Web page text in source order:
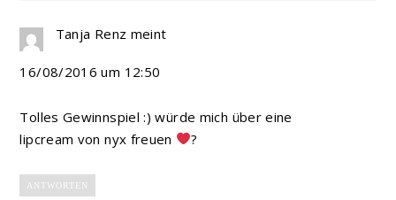
Tanja Renz meint
16/08/2016 um 12:50
Tolles Gewinnspiel :) würde mich über eine
lipcream von nyx freuen
?
ANTWORTEN